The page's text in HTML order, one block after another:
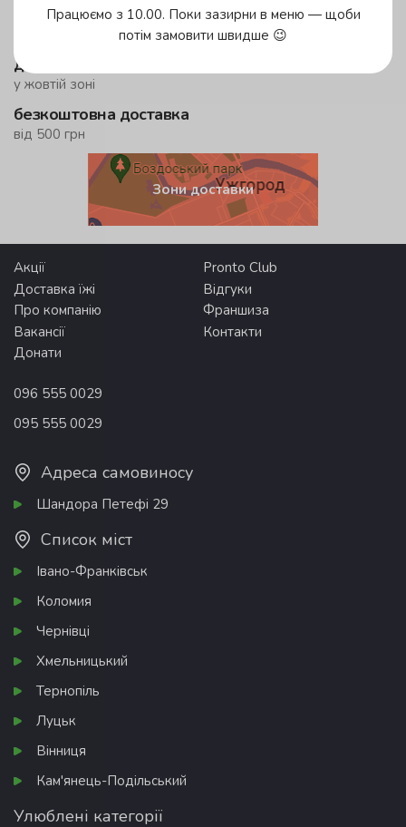
до 45 хвилин
до 59 хвилин
у жовтій зоні
безкоштовна доставка
від 500 грн
Зони доставки
Акції
Pronto Club
Доставка їжі
Відгуки
Про компанію
Франшиза
Вакансії
Контакти
Донати
096 555 0029
095 555 0029
Адреса самовиносу
Шандора Петефі 29
Список міст
Івано-Франківськ
Коломия
Чернівці
Хмельницький
Тернопіль
Луцьк
Вінниця
Кам'янець-Подільський
Улюблені категорії
Працюємо з 10.00. Поки зазирни в меню — щоби
потім замовити швидше 😉